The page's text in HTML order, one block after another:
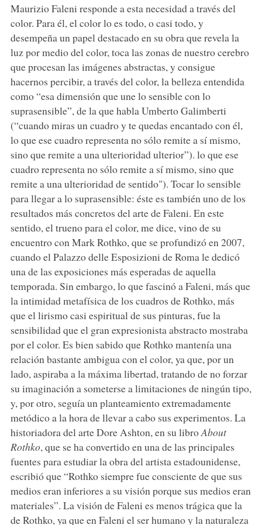
Maurizio Faleni responde a esta necesidad a través del
color. Para él, el color lo es todo, o casi todo, y
desempeña un papel destacado en su obra que revela la
luz por medio del color, toca las zonas de nuestro cerebro
que procesan las imágenes abstractas, y consigue
hacernos percibir, a través del color, la belleza entendida
como “esa dimensión que une lo sensible con lo
suprasensible”, de la que habla Umberto Galimberti
(“cuando miras un cuadro y te quedas encantado con él,
lo que ese cuadro representa no sólo remite a sí mismo,
sino que remite a una ulterioridad ulterior”). lo que ese
cuadro representa no sólo remite a sí mismo, sino que
remite a una ulterioridad de sentido"). Tocar lo sensible
para llegar a lo suprasensible: éste es también uno de los
resultados más concretos del arte de Faleni. En este
sentido, el trueno para el color, me dice, vino de su
encuentro con Mark Rothko, que se profundizó en 2007,
cuando el Palazzo delle Esposizioni de Roma le dedicó
una de las exposiciones más esperadas de aquella
temporada. Sin embargo, lo que fascinó a Faleni, más que
la intimidad metafísica de los cuadros de Rothko, más
que el lirismo casi espiritual de sus pinturas, fue la
sensibilidad que el gran expresionista abstracto mostraba
por el color. Es bien sabido que Rothko mantenía una
relación bastante ambigua con el color, ya que, por un
lado, aspiraba a la máxima libertad, tratando de no forzar
su imaginación a someterse a limitaciones de ningún tipo,
y, por otro, seguía un planteamiento extremadamente
metódico a la hora de llevar a cabo sus experimentos. La
historiadora del arte Dore Ashton, en su libroAbout
Rothko, que se ha convertido en una de las principales
fuentes para estudiar la obra del artista estadounidense,
escribió que “Rothko siempre fue consciente de que sus
medios eran inferiores a su visión porque sus medios eran
materiales”. La visión de Faleni es menos trágica que la
de Rothko, ya que en Faleni el ser humano y la naturaleza